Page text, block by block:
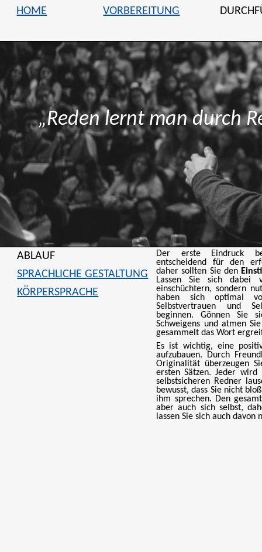
„Reden lernt man durch
HOME VORBEREITUNG
ABLAUF
SPRACHLICHE GESTALTUNG
KÖRPERSPRACHE
Der erste Eindruck
entscheidend für den
daher sollten Sie den
Lassen Sie sich dabei
einschüchtern, sondern
haben sich optimal
Selbstvertrauen und
beginnen. Gönnen Sie
Schweigens und atmen
gesammelt das Wort
Es ist wichtig, eine
aufzubauen. Durch
Originalität überzeugen
ersten Sätzen. Jeder wird
selbstsicheren Redner
bewusst, dass Sie nicht
ihm sprechen. Den
aber auch sich selbst,
lassen Sie sich auch